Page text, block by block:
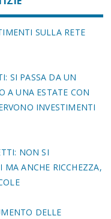
SULLA RETE
SI PASSA DA UN
A UNA ESTATE CON
INVESTIMENTI
NON SI
ANCHE RICCHEZZA,
DELLE